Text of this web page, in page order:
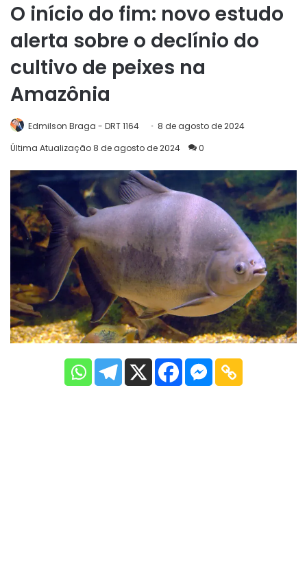
O início do fim: novo estudo
alerta sobre o declínio do
cultivo de peixes na
Amazônia
Edmilson Braga - DRT 1164
8 de agosto de 2024
Última Atualização 8 de agosto de 2024
0